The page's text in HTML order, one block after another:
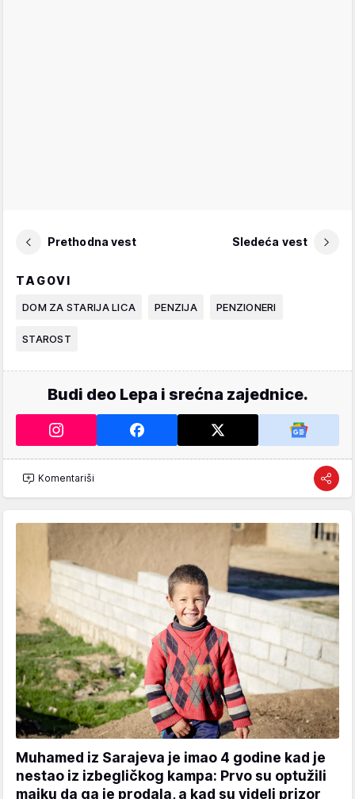
Prethodna vest Sledeća vest
TAGOVI
DOM ZA STARIJA LICA PENZIJA PENZIONERI
STAROST
Budi deo Lepa i srećna zajednice.
Komentariši
Muhamed iz Sarajeva je imao 4 godine kad je
nestao iz izbegličkog kampa: Prvo su optužili
majku da ga je prodala, a kad su videli prizor